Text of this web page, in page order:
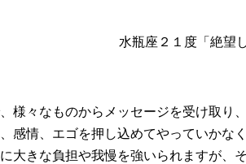
水瓶座２１度「絶望
様々なものからメッセージを受け取り
感情、エゴを押し込めてやっていかな
大きな負担や我慢を強いられますが、